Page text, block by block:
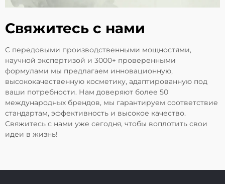
Свяжитесь с нами
С передовыми производственными мощностями,
научной экспертизой и 3000+ проверенными
формулами мы предлагаем инновационную,
высококачественную косметику, адаптированную под
ваши потребности. Нам доверяют более 50
международных брендов, мы гарантируем соответствие
стандартам, эффективность и высокое качество.
Свяжитесь с нами уже сегодня, чтобы воплотить свои
идеи в жизнь!